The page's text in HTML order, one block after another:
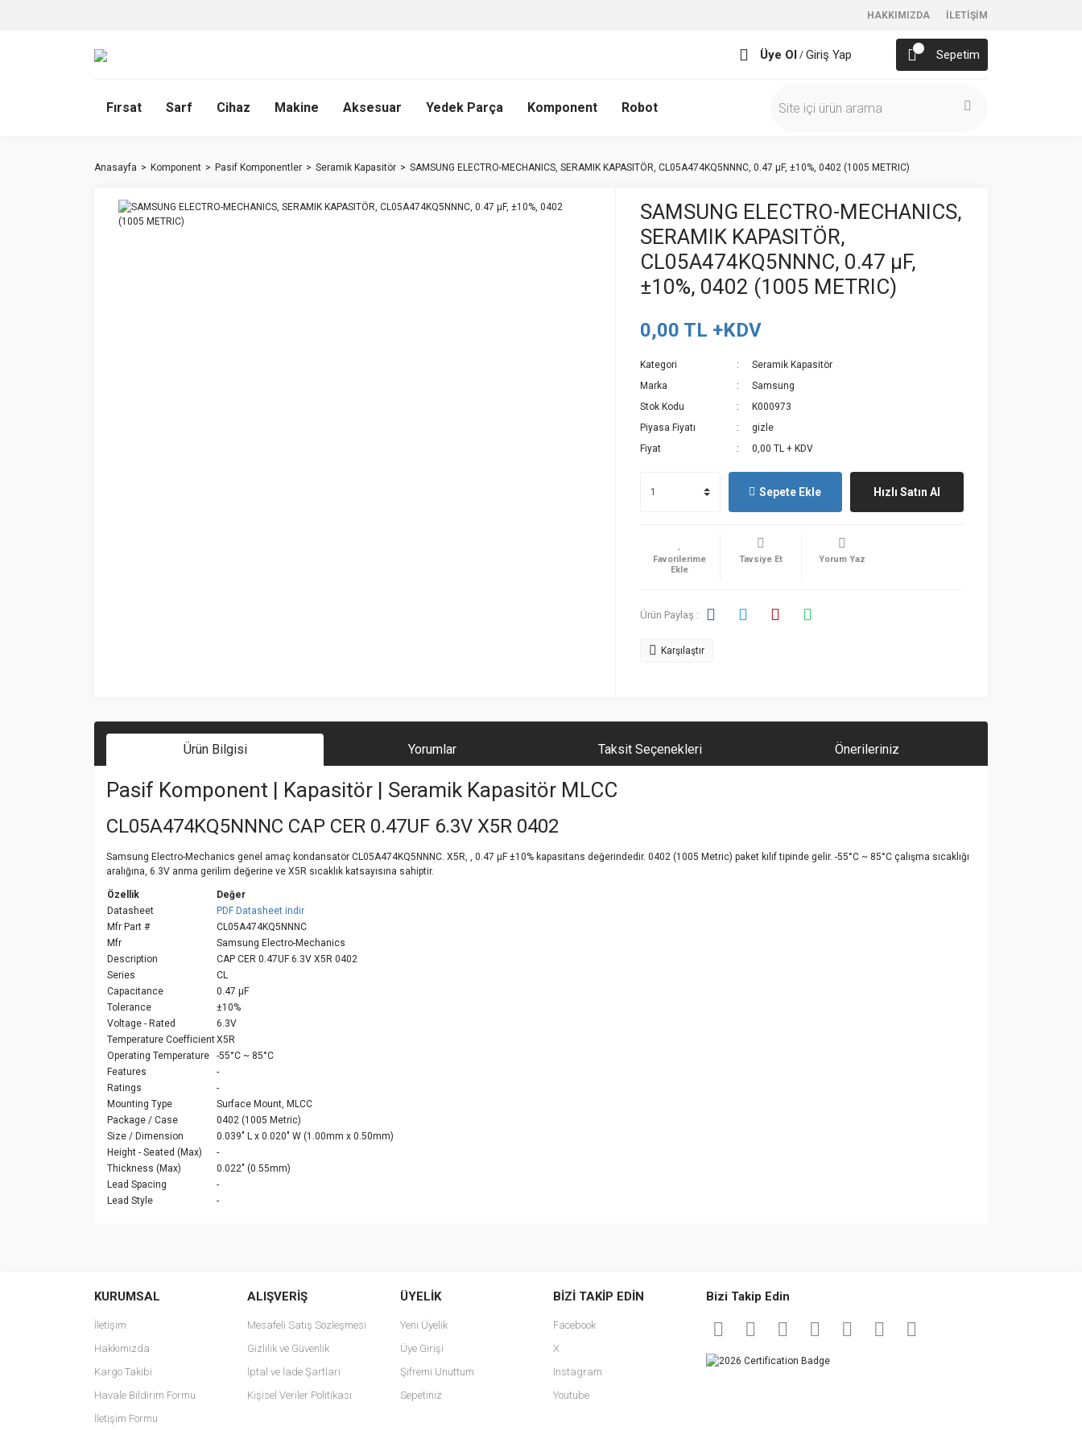
HAKKIMIZDA İLETİŞİM
Üye Ol / Giriş Yap Sepetim
Fırsat Sarf Cihaz Makine Aksesuar Yedek Parça Komponent Robot
Anasayfa Komponent Pasif Komponentler Seramik Kapasitör SAMSUNG ELECTRO-MECHANICS, SERAMIK KAPASITÖR, CL05A474KQ5NNNC, 0.47 µF, ±10%, 0402 (1005 METRIC)
SAMSUNG ELECTRO-MECHANICS,
SERAMIK KAPASITÖR,
CL05A474KQ5NNNC, 0.47 µF,
±10%, 0402 (1005 METRIC)
0,00 TL +KDV
Kategori
Seramik Kapasitör
Marka
Samsung
Stok Kodu
K000973
Piyasa Fiyatı
gizle
Fiyat
0,00 TL + KDV
Sepete Ekle Hızlı Satın Al
Tavsiye Et Yorum Yaz
Ürün Paylaş :
Karşılaştır
Ürün Bilgisi Yorumlar Taksit Seçenekleri Önerileriniz
Pasif Komponent | Kapasitör | Seramik Kapasitör MLCC
CL05A474KQ5NNNC CAP CER 0.47UF 6.3V X5R 0402
Samsung Electro-Mechanics genel amaç kondansatör CL05A474KQ5NNNC. X5R, , 0.47 µF ±10% kapasitans değerindedir. 0402 (1005 Metric) paket kılıf tipinde gelir. -55°C ~ 85°C çalışma sıcaklığı
aralığına, 6.3V anma gerilim değerine ve X5R sıcaklık katsayısına sahiptir.
Özellik
Değer
Datasheet
PDF Datasheet indir
Mfr Part #
CL05A474KQ5NNNC
Mfr
Samsung Electro-Mechanics
Description
CAP CER 0.47UF 6.3V X5R 0402
Series
CL
Capacitance
0.47 µF
Tolerance
±10%
Voltage - Rated
6.3V
Temperature CoefficientX5R
Operating Temperature
-55°C ~ 85°C
Features
-
Ratings
-
Mounting Type
Surface Mount, MLCC
Package / Case
0402 (1005 Metric)
Size / Dimension
0.039" L x 0.020" W (1.00mm x 0.50mm)
Height - Seated (Max)
-
Thickness (Max)
0.022" (0.55mm)
Lead Spacing
-
Lead Style
-
Ürün resmi kalitesiz, bozuk veya görüntülenemiyor.
Ürün açıklamasında eksik bilgiler bulunuyor.
Ürün bilgilerinde hatalar bulunuyor.
Ürün fiyatı diğer sitelerden daha pahalı.
KURUMSAL
İletişim
Hakkımızda
Kargo Takibi
Havale Bildirim Formu
İletişim Formu
ALIŞVERİŞ
Mesafeli Satış Sözleşmesi
Gizlilik ve Güvenlik
İptal ve İade Şartları
Kişisel Veriler Politikası
ÜYELİK
Yeni Üyelik
Üye Girişi
Şifremi Unuttum
Sepetiniz
BİZİ TAKİP EDİN
Facebook
X
Instagram
Youtube
Bizi Takip Edin